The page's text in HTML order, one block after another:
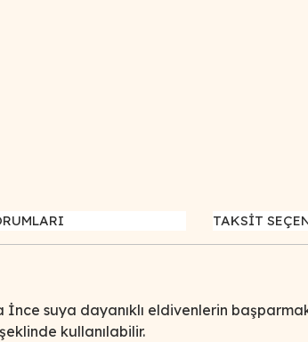
TAKSİT
İnce suya dayanıklı eldivenlerin
kullanılabilir.